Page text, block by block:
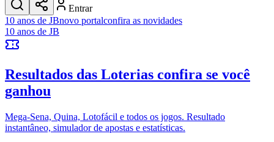
Gastronomia
Cinema & Shows
JogosNovo
Anuncie no Portal
Cadastrar Empresa
Divulgar Vagas
Política
Entrar
10 anos de JBnovo portalconfira as novidades
10 anos de JB
Resultados das Loterias confira se você
ganhou
Mega-Sena, Quina, Lotofácil e todos os jogos. Resultado
instantâneo, simulador de apostas e estatísticas.